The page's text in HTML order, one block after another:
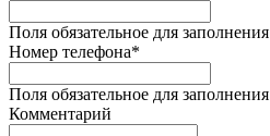
Поля обязательное для заполнения
Номер телефона*
Поля обязательное для заполнения
Комментарий